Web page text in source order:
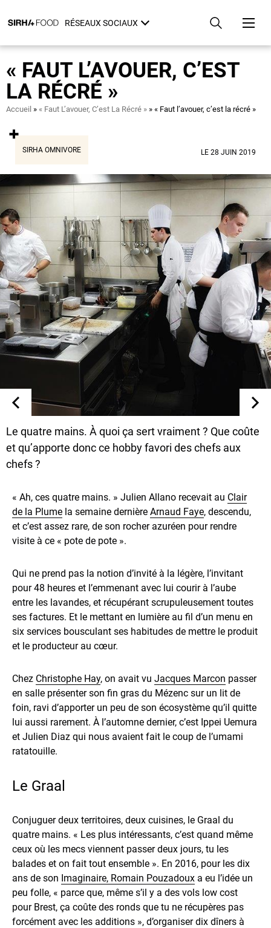
au
principal
RÉSEAUX SOCIAUX
« FAUT L’AVOUER, C’EST
LA RÉCRÉ »
Fil
Accueil « Faut L’avouer, C’est La Récré » « Faut l’avouer, c’est la récré »
SIRHA OMNIVORE LE 28 JUIN 2019
Le quatre mains. À quoi ça sert vraiment ? Que coûte
et qu’apporte donc ce hobby favori des chefs aux
chefs ?
« Ah, ces quatre mains. » Julien Allano recevait au Clair
de la Plume la semaine dernière Arnaud Faye, descendu,
et c’est assez rare, de son rocher azuréen pour rendre
visite à ce « pote de pote ».
Qui ne prend pas la notion d’invité à la légère, l’invitant
pour 48 heures et l’emmenant avec lui courir à l’aube
entre les lavandes, et récupérant scrupuleusement toutes
ses factures. Et le mettant en lumière au fil d’un menu en
six services bousculant ses habitudes de mettre le produit
et le producteur au cœur.
Chez Christophe Hay, on avait vu Jacques Marcon passer
en salle présenter son fin gras du Mézenc sur un lit de
foin, ravi d’apporter un peu de son écosystème qu’il quitte
lui aussi rarement. À l’automne dernier, c’est Ippei Uemura
et Julien Diaz qui nous avaient fait le coup de l’umami
ratatouille.
Le Graal
Conjuguer deux territoires, deux cuisines, le Graal du
quatre mains. « Les plus intéressants, c’est quand même
ceux où les mecs viennent passer deux jours, tu les
balades et on fait tout ensemble ». En 2016, pour les dix
ans de son Imaginaire, Romain Pouzadoux a eu l’idée un
peu folle, « parce que, même s’il y a des vols low cost
pour Brest, ça coûte des ronds que tu ne récupères pas
forcément avec les additions », d’organiser dix dîners à